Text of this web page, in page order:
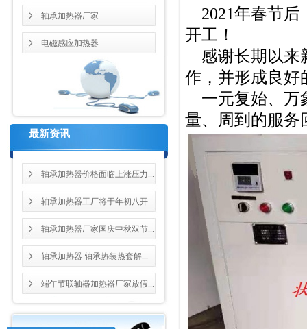
轴承加热器厂家
电磁感应加热器
最新资讯
轴承加热器价格面临上涨压力...
轴承加热器工厂将于年初八开...
轴承加热器厂家国庆中秋双节...
轴承加热器 轴承热装热套解...
端午节联轴器加热器厂家放假...
2021年春节后
开工！
感谢长期以来
作，并形成良好
一元复始、万
量、周到的服务